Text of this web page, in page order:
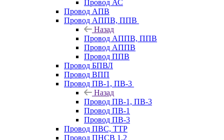
Провод АС
Провод АПВ
Провод АППВ, ППВ
Назад
Провод АППВ, ППВ
Провод АППВ
Провод ППВ
Провод БПВЛ
Провод ВПП
Провод ПВ-1, ПВ-3
Назад
Провод ПВ-1, ПВ-3
Провод ПВ-1
Провод ПВ-3
Провод ПВС, ТТР
Провод ПНСВ 1,2